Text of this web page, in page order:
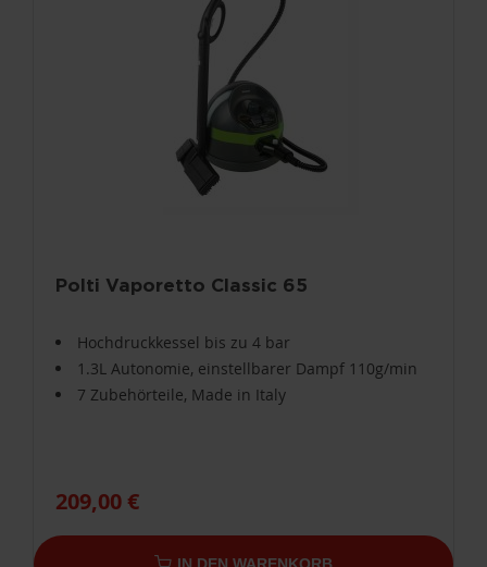
Polti Vaporetto Classic 65
Hochdruckkessel bis zu 4 bar
1.3L Autonomie, einstellbarer Dampf 110g/min
7 Zubehörteile, Made in Italy
209,00 €
IN DEN WARENKORB